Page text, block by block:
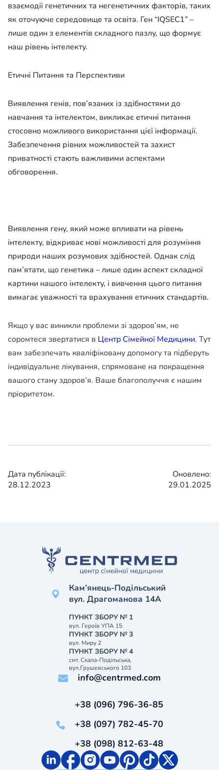
взаємодії генетичних та негенетичних факторів, таких
як оточуюче середовище та освіта. Ген “IQSEC1” –
лише один з елементів складного пазлу, що формує
наш рівень інтелекту.
Етичні Питання та Перспективи
Виявлення генів, пов’язаних із здібностями до
навчання та інтелектом, викликає етичні питання
стосовно можливого використання цієї інформації.
Забезпечення рівних можливостей та захист
приватності стають важливими аспектами
обговорення.
Виявлення гену, який може впливати на рівень
інтелекту, відкриває нові можливості для розуміння
природи наших розумових здібностей. Однак слід
пам’ятати, що генетика – лише один аспект складної
картини нашого інтелекту, і вивчення цього питання
вимагає уважності та врахування етичних стандартів.
Якщо у вас виникли проблеми зі здоров’ям, не
соромтеся звертатися в Центр Сімейної Медицини. Тут
вам забезпечать кваліфіковану допомогу та підберуть
індивідуальне лікування, спрямоване на покращення
вашого стану здоров’я. Ваше благополуччя є нашим
пріоритетом.
Дата публікації:
28.12.2023
Оновлено:
29.01.2025
Кам’янець-Подільський
вул. Драгоманова 14А
ПУНКТ ЗБОРУ № 1
вул. Героїв УПА 15
ПУНКТ ЗБОРУ № 3
вул. Миру 2
ПУНКТ ЗБОРУ № 4
смт. Скала-Подільська,
вул.Грушевського 103
info@centrmed.com
+38 (096) 796-36-85
+38 (097) 782-45-70
+38 (098) 812-63-48